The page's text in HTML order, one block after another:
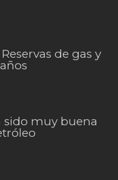
de gas y
sido muy buena